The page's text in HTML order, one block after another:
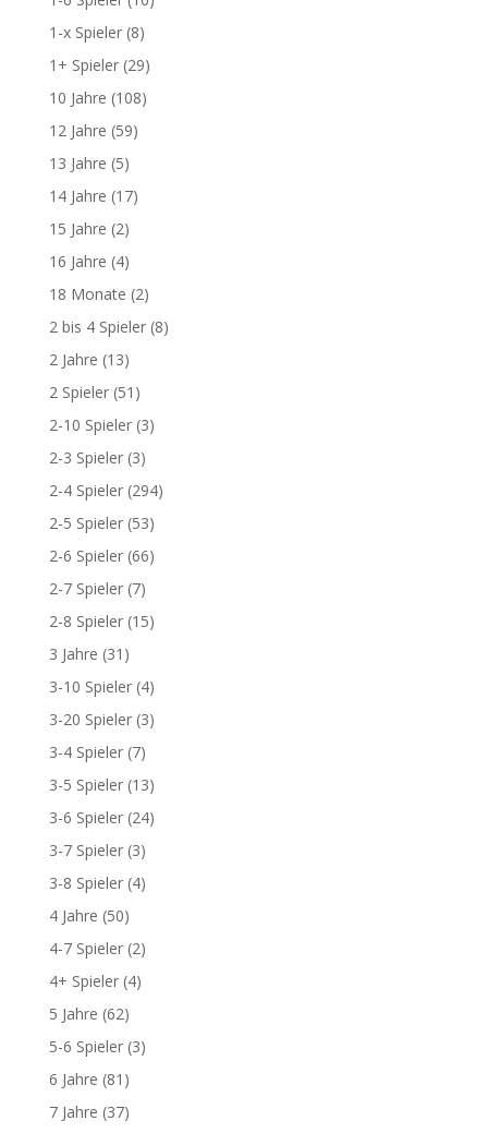
1-x Spieler(8)
1+ Spieler(29)
10 Jahre (108)
12 Jahre (59)
13 Jahre (5)
14 Jahre (17)
15 Jahre (2)
16 Jahre (4)
18 Monate (2)
2 bis 4 Spieler(8)
2 Jahre (13)
2 Spieler(51)
2-10 Spieler(3)
2-3 Spieler(3)
2-4 Spieler(294)
2-5 Spieler(53)
2-6 Spieler(66)
2-7 Spieler(7)
2-8 Spieler(15)
3 Jahre (31)
3-10 Spieler(4)
3-20 Spieler(3)
3-4 Spieler(7)
3-5 Spieler(13)
3-6 Spieler(24)
3-7 Spieler(3)
3-8 Spieler(4)
4 Jahre (50)
4-7 Spieler(2)
4+ Spieler(4)
5 Jahre (62)
5-6 Spieler(3)
6 Jahre (81)
7 Jahre (37)